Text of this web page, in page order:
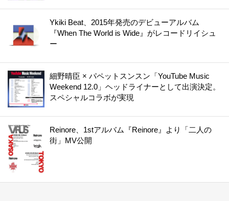
Ykiki Beat、2015年発売のデビューアルバム
『When The World is Wide』がレコードリイシュ
ー
細野晴臣 × パペットスンスン「YouTube Music
Weekend 12.0」ヘッドライナーとして出演決定。
スペシャルコラボが実現
Reinore、1stアルバム『Reinore』より「二人の
街」MV公開